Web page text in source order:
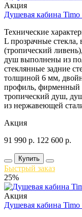
Акция
Душевая кабина
Технические
L прозрачные
(тропический
душ выполнены из
стеклянные задние
толщиной 6 мм,
профиль, фирменный
тропический душ,
из нержавеющей
Акция
91 990 р. 122 600 р.
Купить
Быстрый заказ
25%
Акция
Душевая кабина Timo